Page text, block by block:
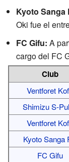
Kyoto Sanga
Oki fue el
FC Gifu: A
cargo del FC
Club
Ventforet
Shimizu S-
Ventforet
Kyoto Sanga
FC Gifu